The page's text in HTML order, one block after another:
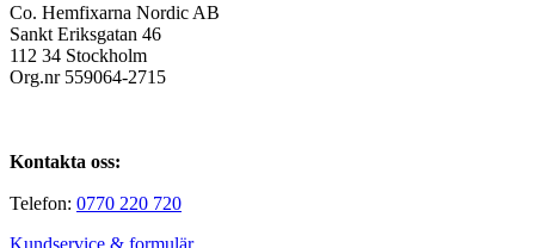
Co. Hemfixarna Nordic AB
Sankt Eriksgatan 46
112 34 Stockholm
Org.nr 559064-2715
Kontakta oss:
Telefon: 0770 220 720
Kundservice & formulär